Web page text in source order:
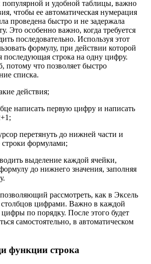
и удобной таблицы, важно
чтобы ее автоматическая нумерация
проведена быстро и не задержала
Это особенно важно, когда требуется
последовательно. Используя этот
формулу, при действии которой
последующая строка на одну цифру.
потому что позволяет быстро
списка.
действия;
написать первую цифру и написать
перетянуть до нижней части и
строки формулами;
выделение каждой ячейки,
до нижнего значения, заполняя
рассмотреть, как в Эксель
цифрами. Важно в каждой
по порядку. После этого будет
самостоятельно, в автоматическом
функции строка